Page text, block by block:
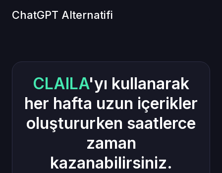
ChatGPT Alternatifi
CLAILA'yı kullanarak
her hafta uzun içerikler
oluştururken saatlerce
zaman
kazanabilirsiniz.